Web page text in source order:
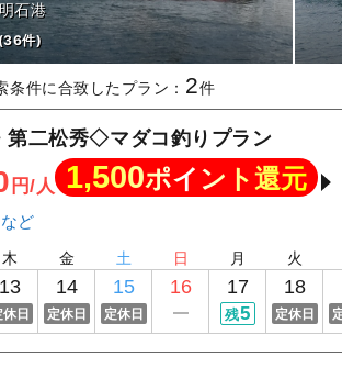
明石港
(36件)
条件に合致したプラン： 2件
二松秀◇マダコ釣りプラン
円/人 1,500ポイント還元
木
13
休日
金
14
定休日
土
15
定休日
日
16
月
17
残5
火
18
定休日